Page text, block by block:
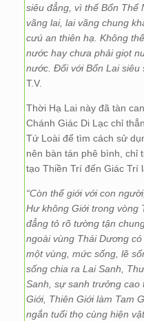
siêu đẳng, vì thế Bổn Thể
vãng lai, lai vãng chung
cưú an thiên hạ. Không
nước hay chưa phải giọt
nước. Đối với Bổn Lai siêu
T.V.
Thời Hạ Lai này đã tàn
Chánh Giác Di Lạc chỉ
Tứ Loài để tìm cách sử
nên bàn tán phê bình, chỉ
tạo Thiền Trí đến Giác Trí
“Còn thế giới với con
Hư không Giới trong vòng
đẳng tỏ rõ tường tận
ngoài vùng Thái Dương
một vùng, mức sống, lẽ
sống chia ra Lai Sanh,
Sanh, sự sanh trưởng cao
Giới, Thiên Giới làm Tam
ngắn tuổi thọ cùng hiện